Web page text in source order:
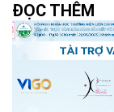
ĐỌC THÊM